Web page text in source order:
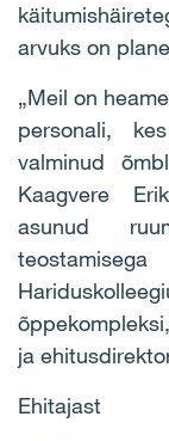
arvuks on
„Meil on
personali,
valminud
Kaagvere
asunud
ja
Ehitajast